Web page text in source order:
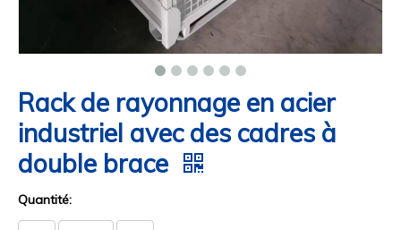
Rack de rayonnage en acier
industriel avec des cadres à
double brace
Quantité: